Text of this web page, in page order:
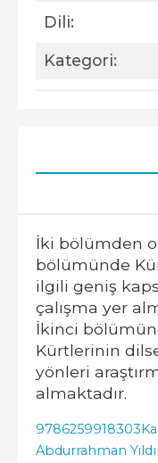
Dili:
Kategori:
İki bölümden
bölümünde
ilgili geniş
çalışma yer
İkinci
Kürtlerinin
yönleri
almaktadır.
9786259918303
Abdurrahman